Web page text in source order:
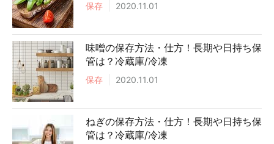
保存 2020.11.01
味噌の保存方法・仕方！長期や日持ち保
管は？冷蔵庫/冷凍
保存 2020.11.01
ねぎの保存方法・仕方！長期や日持ち保
管は？冷蔵庫/冷凍